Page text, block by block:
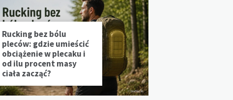
Rucking bez bólu
pleców: gdzie umieścić
obciążenie w plecaku i
od ilu procent masy
ciała zacząć?